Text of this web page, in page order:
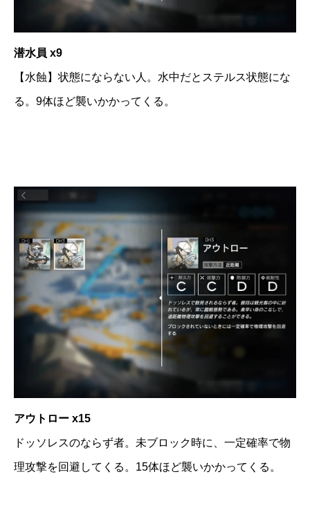
潜水員 x9
【水蝕】状態にならない人。水中だとステルス状態にな
る。9体ほど襲いかかってくる。
アウトロー x15
ドッソレスのならず者。未ブロック時に、一定確率で物
理攻撃を回避してくる。15体ほど襲いかかってくる。